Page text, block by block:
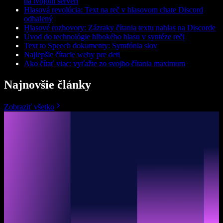
Hlasová revolúcia: Text na reč v hlasovom chate Discord
odhalený
Hlasové rozhovory: Zázraky čítania textu nahlas na Discorde
Úvod do technológie hlbokého hlasu v syntéze reči
Text to Speech dokumenty: Symfónia slov
Najlepšie čítacie weby pre deti
Ako čítať viac: vyťažte zo svojho čítania maximum
Najnovšie články
Zobraziť všetko